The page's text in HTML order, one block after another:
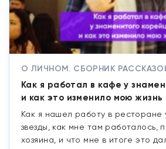
О ЛИЧНОМ. СБОРНИК
Как я работал в кафе у
и как это изменило мою жизнь
Как я нашел работу в ресторане
звезды, как мне там работалось,
хозяина, и что мне в итоге это